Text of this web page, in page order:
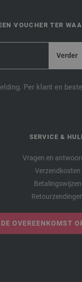
VOUCHER TER
Per klant en
SERVICE &
Vragen en
Verzendkosten
Betalingswijzen
DE OVEREENKOMST